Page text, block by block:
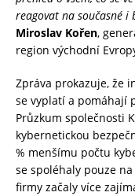
reagovat na současné i
Miroslav Kořen,
region východní
Zpráva prokazuje, že
se vyplatí a pomáhají
Průzkum společnosti
kybernetickou
% menšímu počtu
se spoléhaly pouze
firmy začaly více